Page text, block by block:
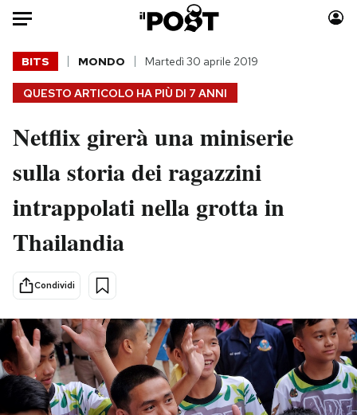
Auto
HOME
Italia
Politica
Tecnologia
Internet
Scienza
Cultura
Economia
Sport
Moda
Consumismi
Storie/Idee
Ok Boomer!
Mondiali calcio 2026
PODCAST
QUESTO ARTICOLO HA PIÙ DI 7 ANNI
BITS MONDO Martedì 30 aprile 2019
Netflix girerà una miniserie
sulla storia dei ragazzini
intrappolati nella grotta in
Thailandia
Condividi